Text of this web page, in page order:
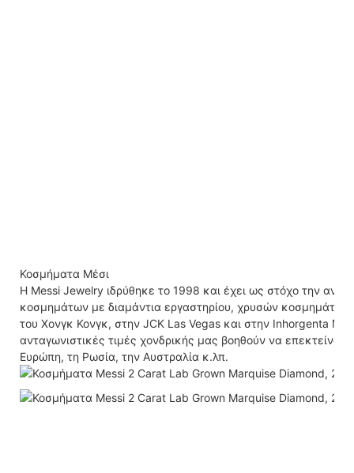
Κοσμήματα Μέσι
Η Messi Jewelry ιδρύθηκε το 1998 και έχει ως στόχο την
κοσμημάτων με διαμάντια εργαστηρίου, χρυσών
του Χονγκ Κονγκ, στην JCK Las Vegas και στην Inhorgenta
ανταγωνιστικές τιμές χονδρικής μας βοηθούν να
Ευρώπη, τη Ρωσία, την Αυστραλία κ.λπ.